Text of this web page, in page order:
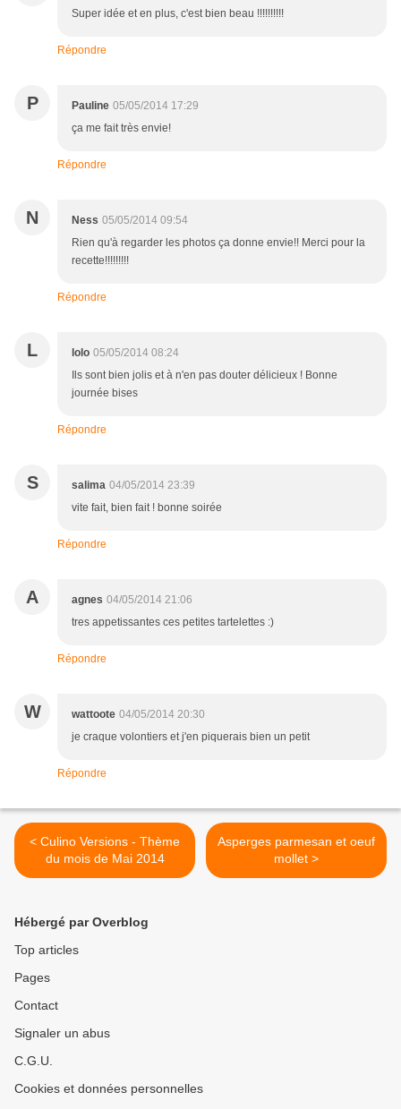
Super idée et en plus, c'est bien beau !!!!!!!!!!
Répondre
P Pauline 05/05/2014 17:29
ça me fait très envie!
Répondre
N Ness 05/05/2014 09:54
Rien qu'à regarder les photos ça donne envie!! Merci pour la
recette!!!!!!!!!
Répondre
L lolo 05/05/2014 08:24
Ils sont bien jolis et à n'en pas douter délicieux ! Bonne
journée bises
Répondre
S salima 04/05/2014 23:39
vite fait, bien fait ! bonne soirée
Répondre
A agnes 04/05/2014 21:06
tres appetissantes ces petites tartelettes :)
Répondre
W wattoote 04/05/2014 20:30
je craque volontiers et j'en piquerais bien un petit
Répondre
< Culino Versions - Thème
du mois de Mai 2014
Asperges parmesan et oeuf
mollet >
Hébergé par Overblog
Top articles
Pages
Contact
Signaler un abus
C.G.U.
Cookies et données personnelles